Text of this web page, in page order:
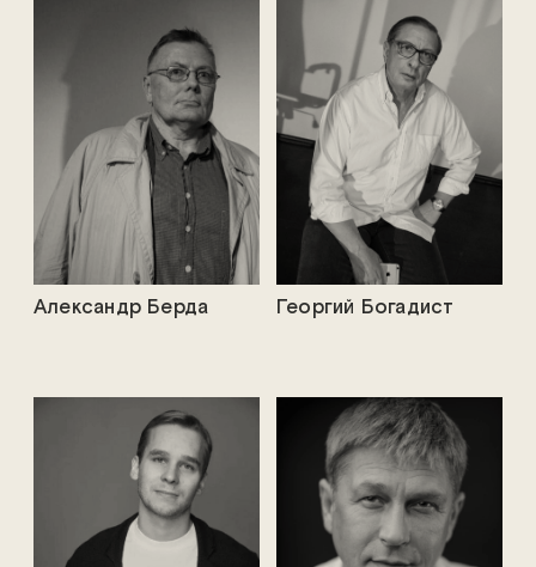
Георгий Богадист
Александр Берда